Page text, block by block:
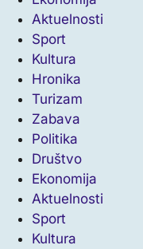
Aktuelnosti
Sport
Kultura
Hronika
Turizam
Zabava
Politika
Društvo
Ekonomija
Aktuelnosti
Sport
Kultura